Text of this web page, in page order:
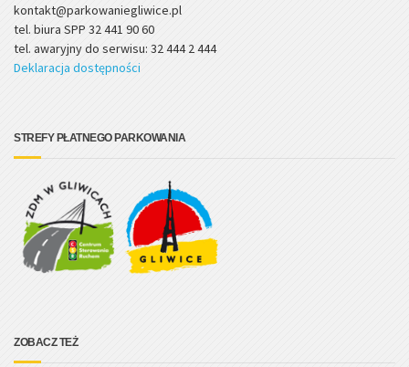
kontakt@parkowaniegliwice.pl
tel. biura SPP 32 441 90 60
tel. awaryjny do serwisu: 32 444 2 444
Deklaracja dostępności
STREFY PŁATNEGO PARKOWANIA
ZOBACZ TEŻ